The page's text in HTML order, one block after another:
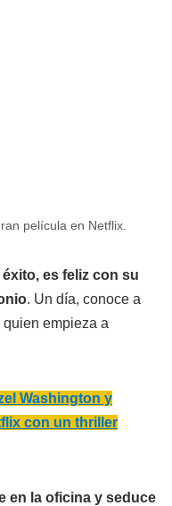
película en Netflix.
es feliz con su
. Un día, conoce a
empieza a
Washington y
con un thriller
en la oficina y seduce